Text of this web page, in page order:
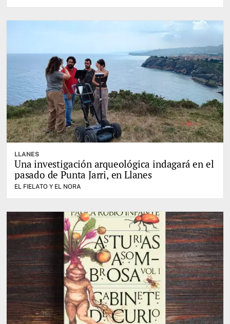
LLANES
Una investigación arqueológica indagará en el
pasado de Punta Jarri, en Llanes
EL FIELATO Y EL NORA